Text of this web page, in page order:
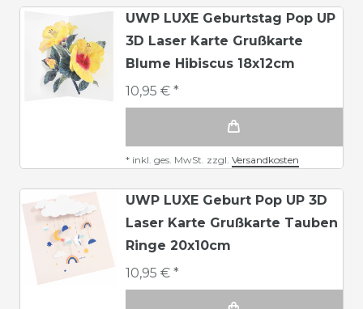
UWP LUXE Geburtstag Pop UP
3D Laser Karte Grußkarte
Blume Hibiscus 18x12cm
10,95 € *
* inkl. ges. MwSt. zzgl. Versandkosten
UWP LUXE Geburt Pop UP 3D
Laser Karte Grußkarte Tauben
Ringe 20x10cm
10,95 € *